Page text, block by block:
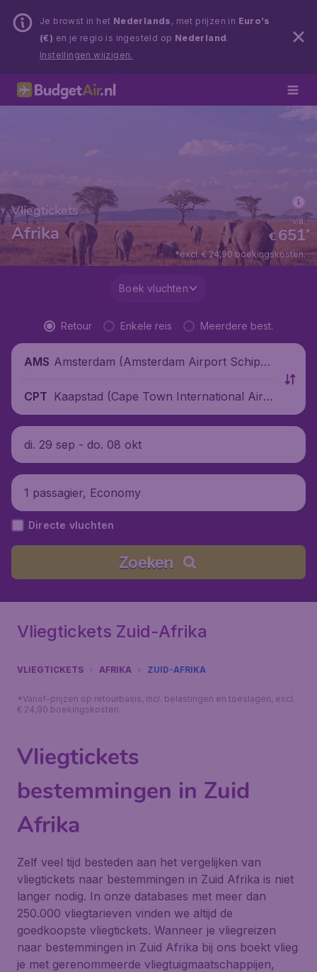
Je browst in het Nederlands , met prijzen in Euro’s
(€) en je regio is ingesteld op Nederland.
Instellingen wijzigen.
Vliegtickets
Afrika €651*
v.a.
*excl. € 24,90 boekingskosten.
Boek vluchten
Retour Enkele reis Meerdere best.
AMS Amsterdam (Amsterdam Airport Schipho
CPT Kaapstad (Cape Town International Airp
ort), Zuid-Afrika
di. 29 sep - do. 08 okt
1 passagier, Economy
Directe vluchten
Zoeken
Vliegtickets Zuid-Afrika
VLIEGTICKETS AFRIKA ZUID-AFRIKA
*Vanaf-prijzen op retourbasis, incl. belastingen en toeslagen, excl.
€ 24,90 boekingskosten.
Vliegtickets
bestemmingen in Zuid
Afrika
Zelf veel tijd besteden aan het vergelijken van
vliegtickets naar bestemmingen in Zuid Afrika is niet
langer nodig. In onze databases met meer dan
250.000 vliegtarieven vinden we altijd de
goedkoopste vliegtickets. Wanneer je vliegreizen
naar bestemmingen in Zuid Afrika bij ons boekt vlieg
je met gerenommeerde vliegtuigmaatschappijen,